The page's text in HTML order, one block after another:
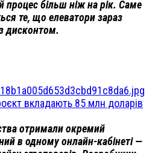
процес більш ніж на рік. Саме
те, що елеватори зараз
дисконтом.
вкладають 85 млн доларів
отримали окремий
в одному онлайн-кабінеті —